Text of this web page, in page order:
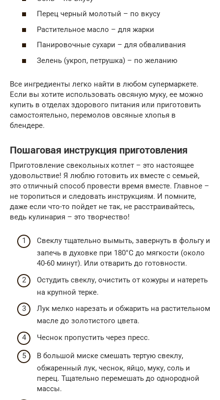
Перец черный молотый – по вкусу
Растительное масло – для жарки
Панировочные сухари – для обваливания
Зелень (укроп, петрушка) – по желанию
Все ингредиенты легко найти в любом супермаркете.
Если вы хотите использовать овсяную муку, ее можно
купить в отделах здорового питания или приготовить
самостоятельно, перемолов овсяные хлопья в
блендере.
Пошаговая инструкция приготовления
Приготовление свекольных котлет – это настоящее
удовольствие! Я люблю готовить их вместе с семьей,
это отличный способ провести время вместе. Главное –
не торопиться и следовать инструкциям. И помните,
даже если что-то пойдет не так, не расстраивайтесь,
ведь кулинария – это творчество!
Свеклу тщательно вымыть, завернуть в фольгу и
запечь в духовке при 180°C до мягкости (около
40-60 минут). Или отварить до готовности.
Остудить свеклу, очистить от кожуры и натереть
на крупной терке.
Лук мелко нарезать и обжарить на растительном
масле до золотистого цвета.
Чеснок пропустить через пресс.
В большой миске смешать тертую свеклу,
обжаренный лук, чеснок, яйцо, муку, соль и
перец. Тщательно перемешать до однородной
массы.